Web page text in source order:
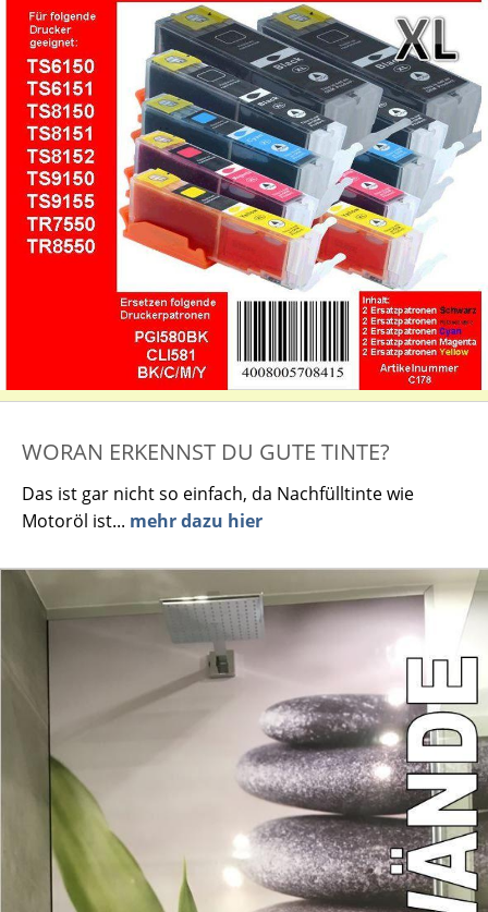
WORAN ERKENNST DU GUTE TINTE?
Das ist gar nicht so einfach, da Nachfülltinte wie
Motoröl ist... mehr dazu hier